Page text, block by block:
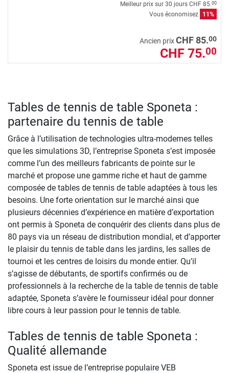
Meilleur prix sur 30 jours CHF 85.00
Vous économisez 11%
Ancien prixCHF 85.00
CHF 75.00
Tables de tennis de table Sponeta :
partenaire du tennis de table
Grâce à l’utilisation de technologies ultra-modernes telles
que les simulations 3D, l’entreprise Sponeta s’est imposée
comme l’un des meilleurs fabricants de pointe sur le
marché et propose une gamme riche et haut de gamme
composée de tables de tennis de table adaptées à tous les
besoins. Une forte orientation sur le marché ainsi que
plusieurs décennies d’expérience en matière d’exportation
ont permis à Sponeta de conquérir des clients dans plus de
80 pays via un réseau de distribution mondial, et d’apporter
le plaisir du tennis de table dans les jardins, les salles de
tournoi et les centres de loisirs du monde entier. Qu’il
s’agisse de débutants, de sportifs confirmés ou de
professionnels à la recherche de la table de tennis de table
adaptée, Sponeta s’avère le fournisseur idéal pour donner
libre cours à leur passion pour le tennis de table.
Tables de tennis de table Sponeta :
Qualité allemande
Sponeta est issue de l’entreprise populaire VEB